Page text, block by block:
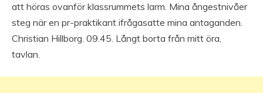
att höras ovanför klassrummets larm. Mina ångestnivåer
steg när en pr-praktikant ifrågasatte mina antaganden.
Christian Hillborg. 09.45. Långt borta från mitt öra,
tavlan.